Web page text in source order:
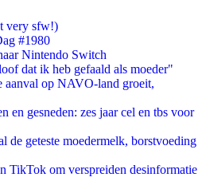
very sfw!)
#1980
Nintendo Switch
dat ik heb gefaald als moeder"
aanval op NAVO-land groeit,
en gesneden: zes jaar cel en tbs voor
geteste moedermelk, borstvoeding
TikTok om verspreiden desinformatie